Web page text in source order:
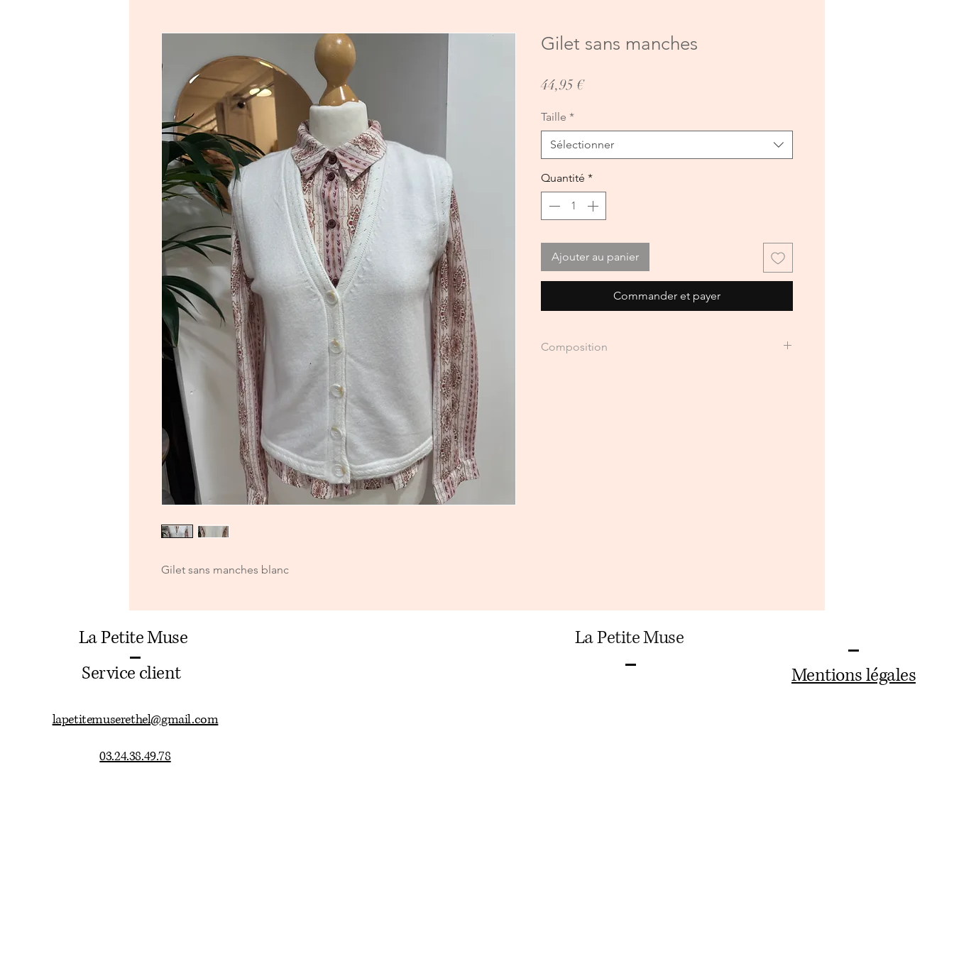
Gilet sans manches blanc
Gilet sans manches
44,95 €Prix
Taille *
Sélectionner
Quantité *
Ajouter au panier
Commander et payer
Composition
La Petite Muse
Service client
lapetitemuserethel@gmail.com
03.24.38.49.78
La Petite Muse
Mentions légales